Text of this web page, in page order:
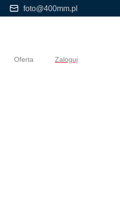
foto@400mm.pl
Oferta Zaloguj